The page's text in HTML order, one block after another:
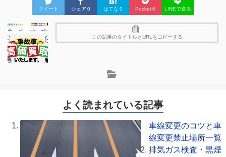
ツイート シェア 0 はてな 0 Pocket0 LINEで送る
この記事のタイトルとURLをコピーする
よく読まれている記事
車線変更のコツと車
線変更禁止場所一覧
排気ガス検査・黒煙